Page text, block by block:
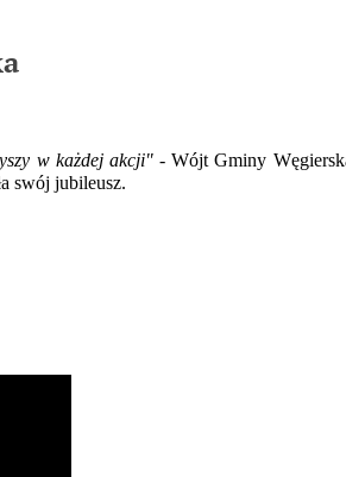
w każdej akcji"- Wójt Gminy
swój jubileusz.